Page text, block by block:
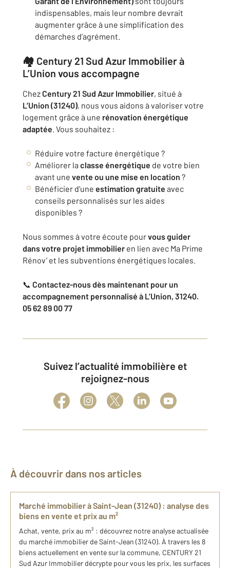
indispensables, mais leur nombre devrait
augmenter grâce à une simplification des
démarches d’agrément.
🏘️ Century 21 Sud Azur Immobilier à
L’Union vous accompagne
ChezCentury 21 Sud Azur Immobilier, situé à
L’Union (31240), nous vous aidons à valoriser votre
logement grâce à une rénovation énergétique
adaptée. Vous souhaitez :
Réduire votre facture énergétique ?
Améliorer la classe énergétique de votre bien
avant une vente ou une mise en location ?
Bénéficier d’une estimation gratuite avec
conseils personnalisés sur les aides
disponibles ?
Nous sommes à votre écoute pourvous guider
dans votre projet immobilier en lien avec Ma Prime
Rénov’ et les subventions énergétiques locales.
📞 Contactez-nous dès maintenant pour un
accompagnement personnalisé à L’Union, 31240.
05 62 89 00 77
Suivez l’actualité immobilière et
rejoignez-nous
À découvrir dans nos articles
Marché immobilier à Saint-Jean (31240) : analyse des
biens en vente et prix au m²
Achat, vente, prix au m² : découvrez notre analyse actualisée
du marché immobilier de Saint-Jean (31240). À travers les 8
biens actuellement en vente sur la commune, CENTURY 21
Sud Azur Immobilier décrypte pour vous les prix, les surfaces